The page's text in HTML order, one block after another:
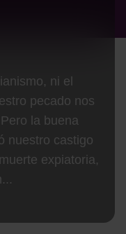
ni el
pecado nos
la buena
nuestro castigo
expiatoria,